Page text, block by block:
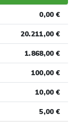
0,00 €
20.211,00 €
1.868,00 €
100,00 €
10,00 €
5,00 €